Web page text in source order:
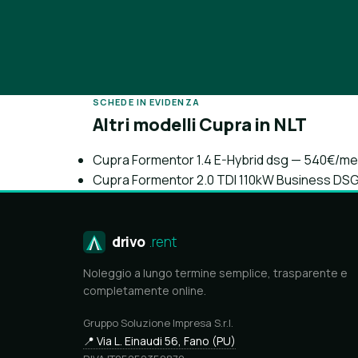
SCHEDE IN EVIDENZA
Altri modelli Cupra in NLT
Cupra Formentor 1.4 E-Hybrid dsg — 540€/
Cupra Formentor 2.0 TDI 110kW Business
drivo .rent
Noleggio a lungo termine semplice, trasparente e
completamente online.
Gruppo Soluzione Impresa S.r.l.
📍 Via L. Einaudi 56, Fano (PU)